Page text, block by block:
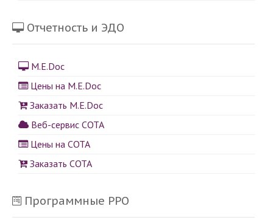
Отчетность и ЭДО
M.E.Doc
Цены на M.E.Doc
Заказать M.E.Doc
Веб-сервис СОТА
Цены на СОТА
Заказать СОТА
Программные РРО